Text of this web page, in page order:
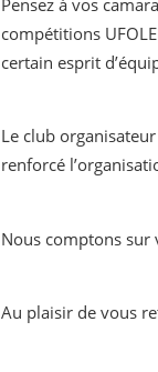
Pensez à vos
compétitions
certain esprit
Le club
renforcé
Nous comptons sur
Au plaisir de vous